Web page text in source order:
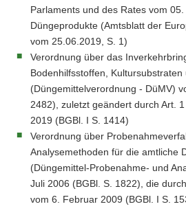
Parlaments und des Rates vom
Düngeprodukte (Amtsblatt der
vom 25.06.2019, S. 1)
Verordnung über das
Bodenhilfsstoffen,
(Düngemittelverordnung - DüMV)
2482), zuletzt geändert durch Art.
2019 (BGBl. I S. 1414)
Verordnung über
Analysemethoden für die amtliche
(Düngemittel-Probenahme- und
Juli 2006 (BGBl. S. 1822), die
vom 6. Februar 2009 (BGBl. I S.